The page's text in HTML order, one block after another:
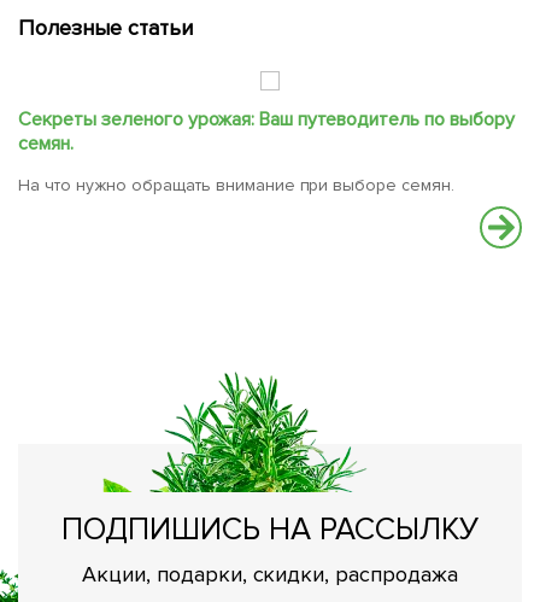
Полезные статьи
Секреты зеленого урожая: Ваш путеводитель по выбору
семян.
На что нужно обращать внимание при выборе семян.
ПОДПИШИСЬ НА РАССЫЛКУ
Акции, подарки, скидки, распродажа